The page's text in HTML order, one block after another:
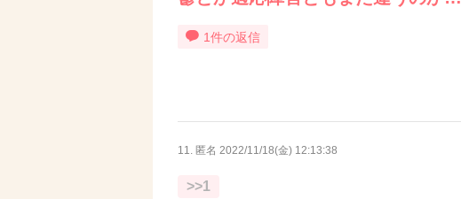
1件の返信
11. 匿名 2022/11/18(金) 12:13:38
>>1